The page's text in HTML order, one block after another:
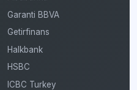
Garanti BBVA
Getirfinans
Halkbank
HSBC
ICBC Turkey